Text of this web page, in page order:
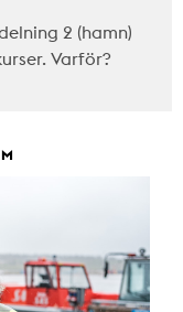
2 (hamn)
Varför?